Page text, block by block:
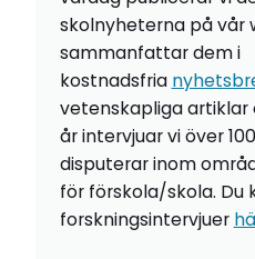
skolnyheterna på vår
sammanfattar dem i
kostnadsfria
vetenskapliga artiklar
år intervjuar vi över
disputerar inom
för förskola/skola. Du
forskningsintervjuer